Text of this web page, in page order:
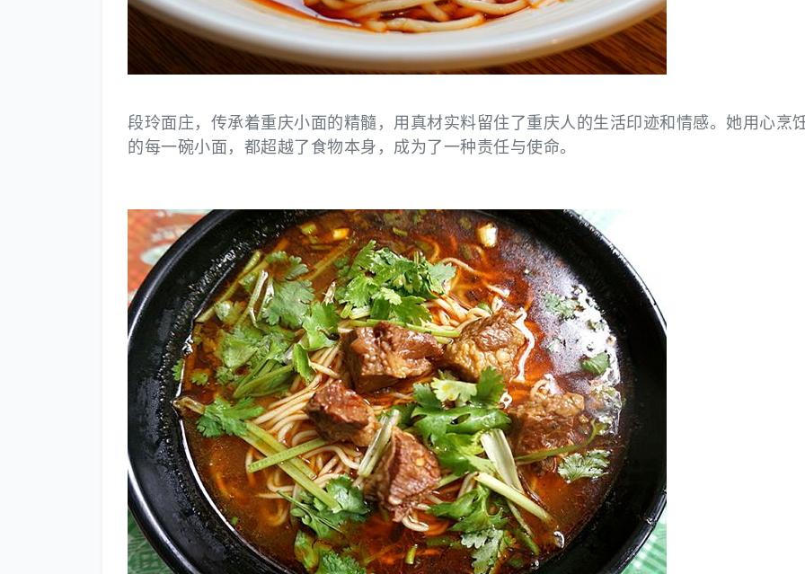
段玲面庄，传承着重庆小面的精髓，用真材实料留住了重庆人的生活印迹和情感。她用心烹
的每一碗小面，都超越了食物本身，成为了一种责任与使命。